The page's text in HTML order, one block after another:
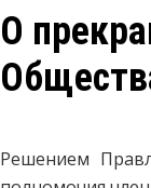
О
Решением